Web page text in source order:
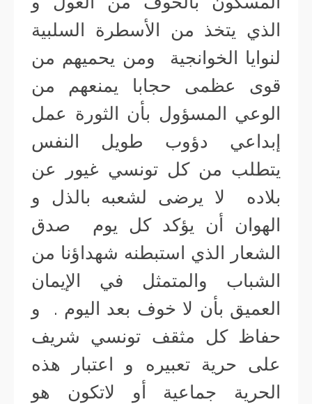
الذي يتخذ من الأسطرة السلبية
لنوايا الخوانجية ومن يحميهم من
قوى عظمى حجابا يمنعهم من
الوعي المسؤول بأن الثورة عمل
إبداعي دؤوب طويل النفس
يتطلب من كل تونسي غيور عن
بلاده لا يرضى لشعبه بالذل و
الهوان أن يؤكد كل يوم صدق
الشعار الذي استبطنه شهداؤنا من
الشباب والمتمثل في الإيمان
العميق بأن لا خوف بعد اليوم . و
حفاظ كل مثقف تونسي شريف
على حرية تعبيره و اعتبار هذه
الحرية جماعية أو لاتكون هو